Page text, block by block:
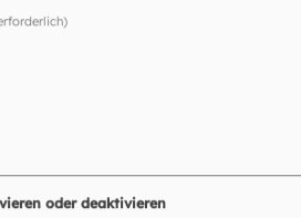
Organisationseinheit
beauftragenden Person
Rechnungen ausschließlich
oder deaktivieren